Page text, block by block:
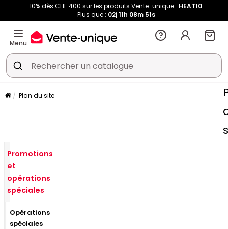
-10% dès CHF 400 sur les produits Vente-unique : HEAT10
Plus que : 02j 11h 08m 50s
Menu
Plan du site
Promotions
et
opérations
spéciales
Opérations
spéciales